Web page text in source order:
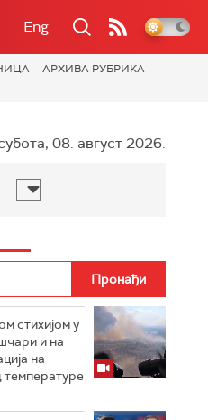
Eng
АРХИВА РУБРИКА
08. август 2026.
стихијом у
и на
на
температуре